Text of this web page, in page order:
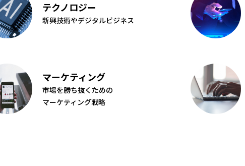
テクノロジー
新興技術やデジタルビジネス
マーケティング
市場を勝ち抜くための
マーケティング戦略